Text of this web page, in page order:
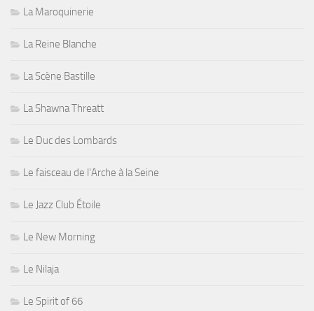
La Maroquinerie
La Reine Blanche
La Scène Bastille
La Shawna Threatt
Le Duc des Lombards
Le faisceau de l'Arche à la Seine
Le Jazz Club Étoile
Le New Morning
Le Nilaja
Le Spirit of 66